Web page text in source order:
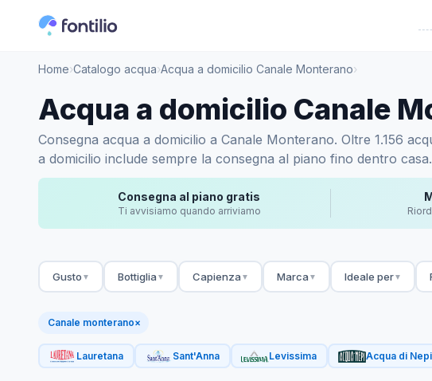
Home›Catalogo acqua›Acqua a domicilio Canale Monterano›
Acqua a domicilio Canale
Consegna acqua a domicilio a Canale Monterano. Oltre 1.156
a domicilio include sempre la consegna al piano fino dentro
Consegna al piano gratis
Ti avvisiamo quando arriviamo
Gusto ▼ Bottiglia ▼ Capienza ▼ Marca ▼ Ideale per▼
Canale monterano×
Lauretana Sant'Anna Levissima Acqua di Nepi